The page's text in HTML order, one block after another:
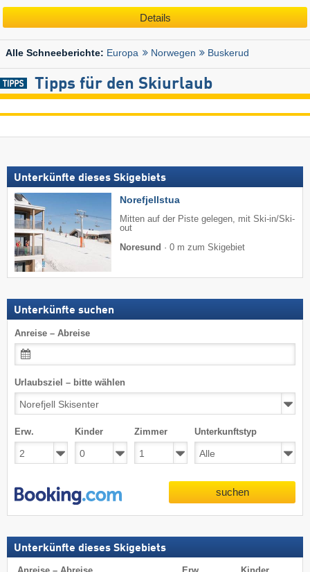
Details
Alle Schneeberichte: Europa Norwegen Buskerud
Tipps für den Skiurlaub
Unterkünfte dieses Skigebiets
Norefjellstua
Mitten auf der Piste gelegen, mit Ski-in/Ski-
out
Noresund · 0 m zum Skigebiet
Unterkünfte suchen
Anreise – Abreise
Urlaubsziel – bitte wählen
Erw. Kinder Zimmer Unterkunftstyp
suchen
Unterkünfte dieses Skigebiets